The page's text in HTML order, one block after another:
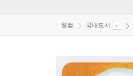
웰컴 국내도서